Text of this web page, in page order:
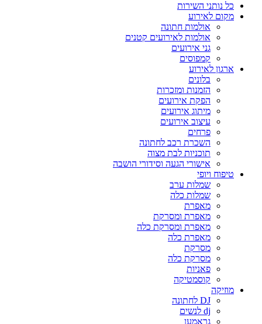
כל נותני השירות
מקום לאירוע
אולמות חתונה
אולמות לאירועים קטנים
גני אירועים
קמפוסים
ארגון לאירוע
בלונים
הזמנות ומזכרות
הפקת אירועים
מיתוג אירועים
עיצוב אירועים
פרחים
השכרת רכב לחתונה
תוכניות לבת מצוה
אישורי הגעה וסידורי הושבה
טיפוח ויופי
שמלות ערב
שמלות כלה
מאפרת
מאפרת ומסרקת
מאפרת ומסרקת כלה
מאפרת כלה
מסרקת
מסרקת כלה
פאניות
קוסמטיקה
מוזיקה
DJ לחתונה
dj לנשים
גראמען